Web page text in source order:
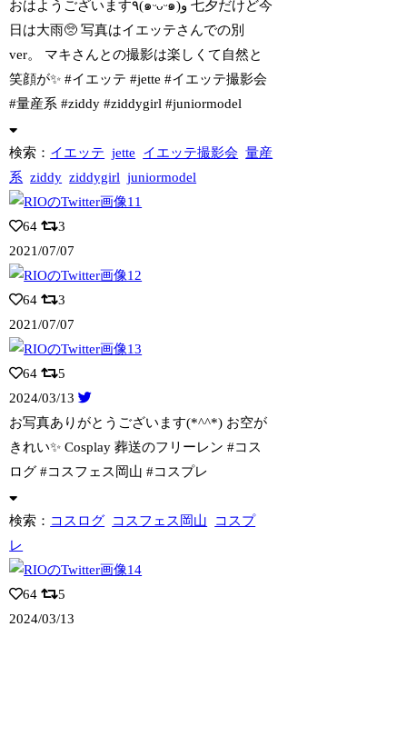
おはようございます٩(๑ᵕᴗᵕ๑)و 七夕だけど今
日は大雨🥺 写真はイエッテさんでの別
ver。 マキさんとの撮影は楽しくて自然と
笑顔が✨ #イエッテ #jette #イエッテ撮影会
#量産系 #ziddy #ziddygirl #juniormodel
検索： イエッテ jette イエッテ撮影会 量産
系 ziddy ziddygirl juniormodel
64
3
2021/07/07
64
3
2021/07/07
64
5
2024/03/13
お写真ありがとうございます(*^^*) お空が
きれい✨ Cosplay 葬送のフリーレン #コス
ログ #コスフェス岡山 #コスプレ
検索： コスログ コスフェス岡山
コスプ
レ
64
5
2024/03/13